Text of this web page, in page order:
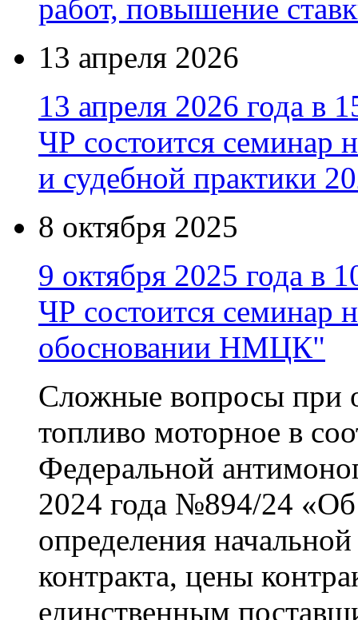
работ, повышение
13 апреля 2026
13 апреля 2026 года в
ЧР состоится
и судебной практики
8 октября 2025
9 октября 2025 года в
ЧР состоится
обосновании НМЦК"
Сложные вопросы
топливо моторное в
Федеральной
2024 года №894/24
определения
контракта, цены
единственным